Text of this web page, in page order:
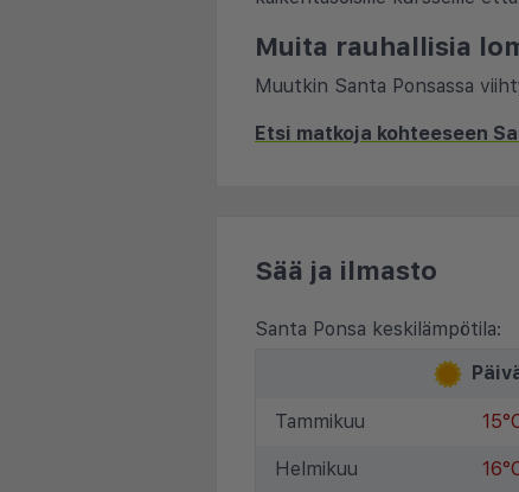
Muita rauhallisia
Muutkin Santa Ponsassa
Etsi matkoja kohteeseen
Sää ja ilmasto
Santa Ponsa keskilämpötila:
Tammikuu
Helmikuu